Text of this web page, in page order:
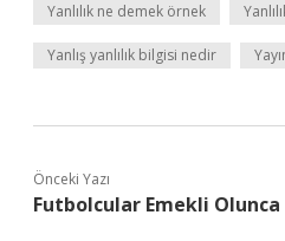
Yanlılık ne demek örnek
Yanlış yanlılık bilgisi nedir
Önceki Yazı
Futbolcular Emekli Olunca